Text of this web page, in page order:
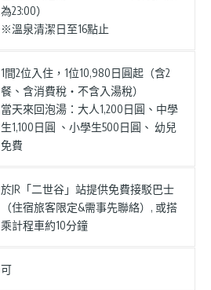
為23:00）
※溫泉清潔日至16點止
1間2位入住，1位10,980日圓起（含2
餐、含消費稅・不含入湯稅）
當天來回泡湯：大人1,200日圓、中學
生1,100日圓 、小學生500日圓、 幼兒
免費
於JR「二世谷」站提供免費接駁巴士
（住宿旅客限定&需事先聯絡）, 或搭
乘計程車約10分鐘
可